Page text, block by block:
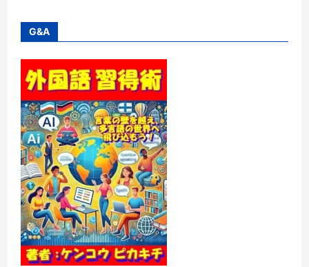
つ
て
さ
ら
に
読
む
G&A